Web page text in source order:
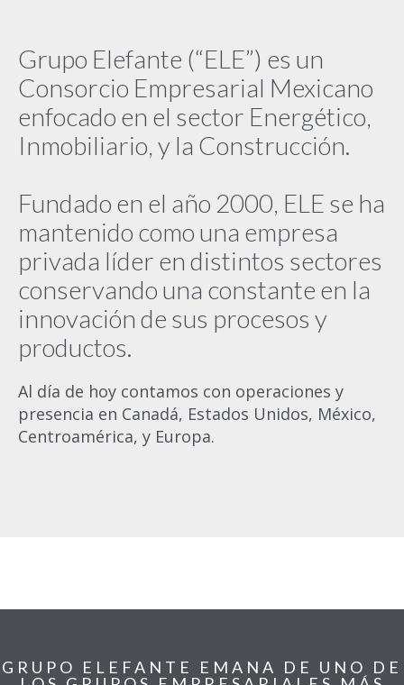
Grupo Elefante (“ELE”) es un
Consorcio Empresarial Mexicano
enfocado en el sector Energético,
Inmobiliario, y la Construcción.
Fundado en el año 2000, ELE se ha
mantenido como una empresa
privada líder en distintos sectores
conservando una constante en la
innovación de sus procesos y
productos.
Al día de hoy contamos con operaciones y
presencia en Canadá, Estados Unidos, México,
Centroamérica, y Europa.
GRUPO ELEFANTE EMANA DE UNO DE